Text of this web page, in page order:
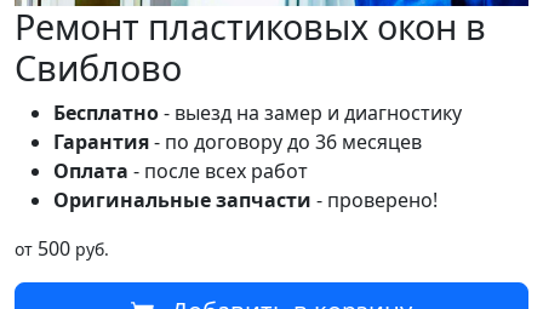
Ремонт пластиковых окон в
Свиблово
Бесплатно- выезд на замер и диагностику
Гарантия- по договору до 36 месяцев
Оплата - после всех работ
Оригинальные запчасти - проверено!
от 500 руб.